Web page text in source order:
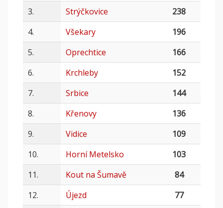
3.
Strýčkovice
238
4.
Všekary
196
5.
Oprechtice
166
6.
Krchleby
152
7.
Srbice
144
8.
Křenovy
136
9.
Vidice
109
10.
Horní Metelsko
103
11.
Kout na Šumavě
84
12.
Újezd
77